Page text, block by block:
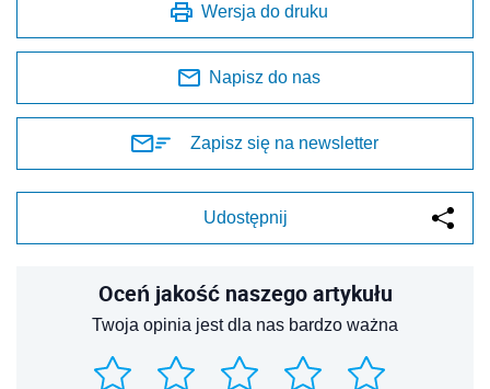
Wersja do druku
Napisz do nas
Zapisz się na newsletter
Udostępnij
Oceń jakość naszego artykułu
Twoja opinia jest dla nas bardzo ważna